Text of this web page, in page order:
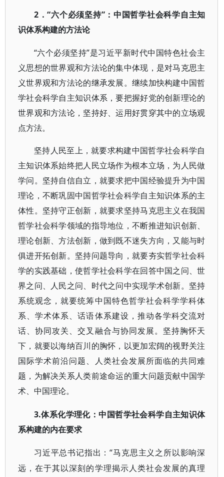
2．“六个必须坚持”：中国哲学社会科学自主知
识体系构建的方法论
“六个必须坚持”是习近平新时代中国特色社会主
义思想的世界观和方法论的集中体现，是对马克思主
义世界观和方法论的继承发展。继续加快构建中国哲
学社会科学自主知识体系，要把握好党的创新理论的
世界观和方法论，坚持好、运用好贯穿其中的立场观
点方法。
坚持人民至上，就要求构建中国哲学社会科学自
主知识体系始终把人民立场作为根本立场，为人民做
学问。坚持自信自立，就要求把中国经验提升为中国
理论，不断巩固中国哲学社会科学自主知识体系的主
体性。坚持守正创新，就要求坚持马克思主义在我国
哲学社会科学领域的指导地位，不断推进知识创新、
理论创新、方法创新，做到既不迷失方向，又能与时
俱进开拓创新。坚持问题导向，就要夯实哲学社会科
学的实践基础，使哲学社会科学在回答中国之问、世
界之问、人民之问、时代之问中实现学术创新。坚持
系统观念，就要统筹中国特色哲学社会科学学科体
系、学术体系、话语体系建设，推动各学科交流对
话、协同攻关、交叉融合与协同发展。坚持胸怀天
下，就要以海纳百川的胸怀，以更加宏阔的视野关注
国际学术前沿问题、人类社会发展所面临的共同难
题，为解决关系人类前途命运的重大问题贡献中国学
术、中国理论。
3.体系化学理化：中国哲学社会科学自主知识体
系构建的内在要求
习近平总书记指出：“马克思主义之所以影响深
远，在于其以深刻的学理揭示人类社会发展的真理